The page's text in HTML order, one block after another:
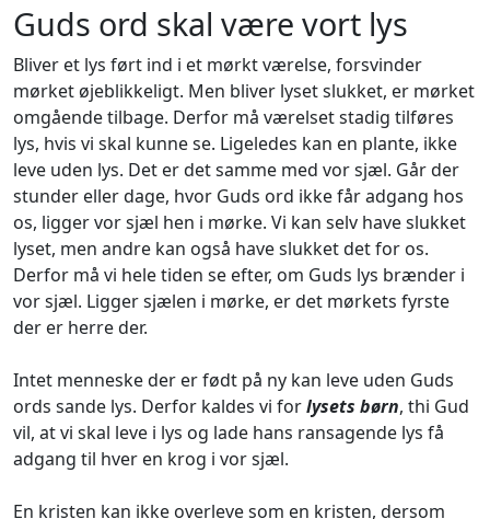
Guds ord skal være vort lys
Bliver et lys ført ind i et mørkt værelse, forsvinder
mørket øjeblikkeligt. Men bliver lyset slukket, er mørket
omgående tilbage. Derfor må værelset stadig tilføres
lys, hvis vi skal kunne se. Ligeledes kan en plante, ikke
leve uden lys. Det er det samme med vor sjæl. Går der
stunder eller dage, hvor Guds ord ikke får adgang hos
os, ligger vor sjæl hen i mørke. Vi kan selv have slukket
lyset, men andre kan også have slukket det for os.
Derfor må vi hele tiden se efter, om Guds lys brænder i
vor sjæl. Ligger sjælen i mørke, er det mørkets fyrste
der er herre der.
Intet menneske der er født på ny kan leve uden Guds
ords sande lys. Derfor kaldes vi forlysets børn, thi Gud
vil, at vi skal leve i lys og lade hans ransagende lys få
adgang til hver en krog i vor sjæl.
En kristen kan ikke overleve som en kristen, dersom